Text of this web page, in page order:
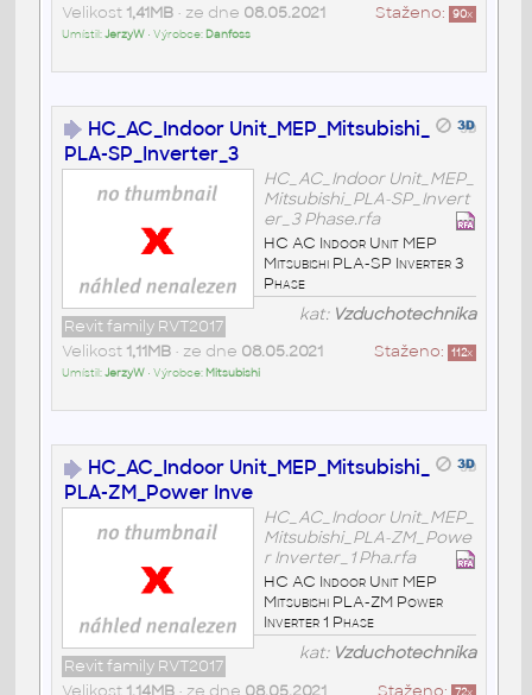
Staženo: 90x
Velikost 1,41MB• ze dne 08.05.2021
Umístil:JerzyW• Výrobce: Danfoss
HC_AC_Indoor Unit_MEP_Mitsubishi_
PLA-SP_Inverter_3
HC_AC_Indoor Unit_MEP_
Mitsubishi_PLA-SP_Invert
er_3 Phase.rfa
HC AC Indoor Unit MEP
Mitsubishi PLA-SP Inverter 3
Phase
kat: Vzduchotechnika
Revit family RVT2017
Staženo: 112x
Velikost 1,11MB• ze dne 08.05.2021
Umístil:JerzyW• Výrobce: Mitsubishi
HC_AC_Indoor Unit_MEP_Mitsubishi_
PLA-ZM_Power Inve
HC_AC_Indoor Unit_MEP_
Mitsubishi_PLA-ZM_Powe
r Inverter_1 Pha.rfa
HC AC Indoor Unit MEP
Mitsubishi PLA-ZM Power
Inverter 1 Phase
kat: Vzduchotechnika
Revit family RVT2017
Staženo: 72x
Velikost 1,14MB• ze dne 08.05.2021